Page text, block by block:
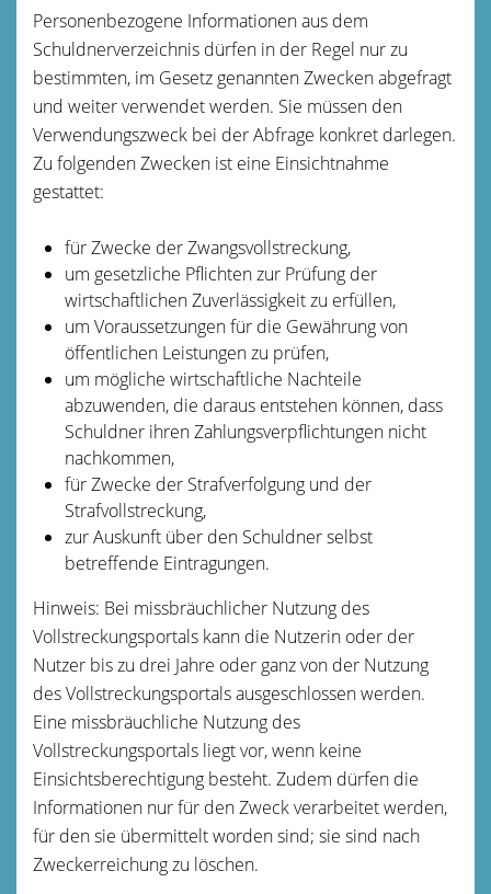
Personenbezogene Informationen aus dem
Schuldnerverzeichnis dürfen in der Regel nur zu
bestimmten, im Gesetz genannten Zwecken abgefragt
und weiter verwendet werden. Sie müssen den
Verwendungszweck bei der Abfrage konkret darlegen.
Zu folgenden Zwecken ist eine Einsichtnahme
gestattet:
für Zwecke der Zwangsvollstreckung,
um gesetzliche Pflichten zur Prüfung der
wirtschaftlichen Zuverlässigkeit zu erfüllen,
um Voraussetzungen für die Gewährung von
öffentlichen Leistungen zu prüfen,
um mögliche wirtschaftliche Nachteile
abzuwenden, die daraus entstehen können, dass
Schuldner ihren Zahlungsverpflichtungen nicht
nachkommen,
für Zwecke der Strafverfolgung und der
Strafvollstreckung,
zur Auskunft über den Schuldner selbst
betreffende Eintragungen.
Hinweis: Bei missbräuchlicher Nutzung des
Vollstreckungsportals kann die Nutzerin oder der
Nutzer bis zu drei Jahre oder ganz von der Nutzung
des Vollstreckungsportals ausgeschlossen werden.
Eine missbräuchliche Nutzung des
Vollstreckungsportals liegt vor,wenn keine
Einsichtsberechtigung besteht. Zudem dürfen die
Informationen nur für den Zweck verarbeitet werden,
für den sie übermittelt worden sind; sie sind nach
Zweckerreichung zu löschen.